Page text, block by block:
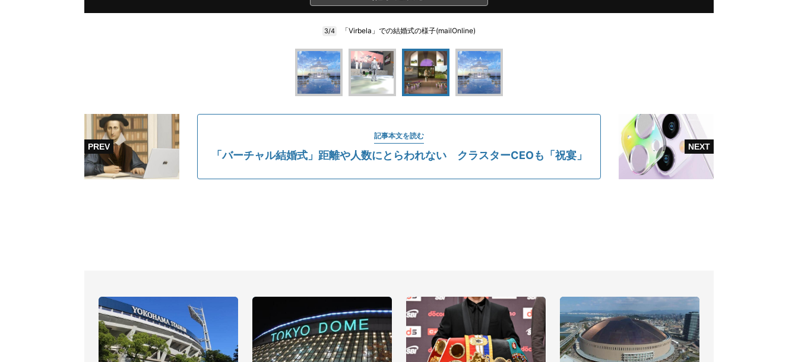
3/4 「Virbela」での結婚式の様子(mailOnline)
記事本文を読む
「バーチャル結婚式」距離や人数にとらわれない クラスターCEOも「祝宴」